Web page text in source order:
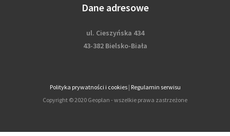
Dane adresowe
ul. Cieszyńska 434
43-382 Bielsko-Biała
Polityka prywatności i cookies| Regulamin serwisu
Copyright © 2020 Geoplan - wszelkie prawa zastrzeżone